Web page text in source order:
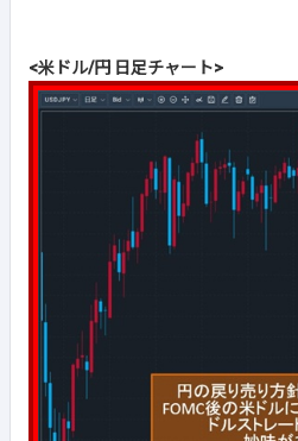
<米ドル/円 日足チャート>